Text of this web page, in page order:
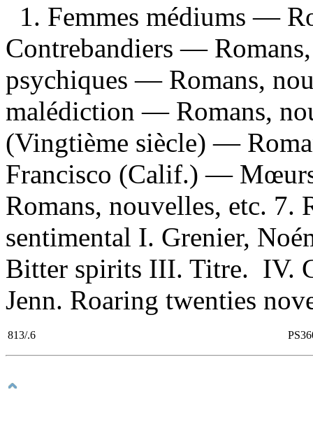
1. Femmes médiums —
Contrebandiers —
psychiques — Romans,
malédiction — Romans,
(Vingtième siècle) —
Francisco (Calif.) —
Romans, nouvelles, etc. 7.
sentimental I. Grenier,
Bitter spirits III. Titre. IV.
Jenn. Roaring twenties
813/.6